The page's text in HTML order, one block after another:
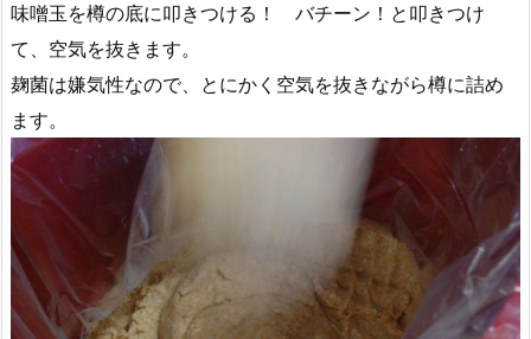
味噌玉を樽の底に叩きつける！ バチーン！と叩きつけ
て、空気を抜きます。
麹菌は嫌気性なので、とにかく空気を抜きながら樽に詰め
ます。